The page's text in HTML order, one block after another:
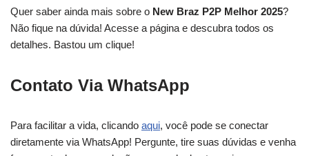
Quer saber ainda mais sobre o New Braz P2P Melhor 2025?
Não fique na dúvida! Acesse a página e descubra todos os
detalhes. Bastou um clique!
Contato Via WhatsApp
Para facilitar a vida, clicando aqui, você pode se conectar
diretamente via WhatsApp! Pergunte, tire suas dúvidas e venha